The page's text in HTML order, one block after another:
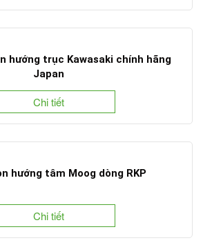
hướng trục Kawasaki chính hãng
Japan
Chi tiết
hướng tâm Moog dòng RKP
Chi tiết